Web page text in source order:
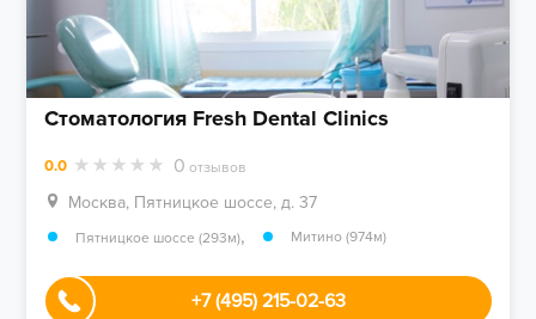
Стоматология Fresh Dental Clinics
0.0 0 отзывов
Москва, Пятницкое шоссе, д. 37
Пятницкое шоссе (293м), Митино (974м)
+7 (495) 215-02-63